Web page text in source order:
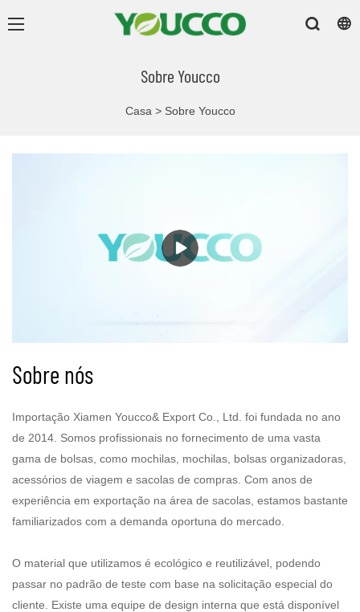
Sobre Youcco
Casa > Sobre Youcco
Sobre nós
Importação Xiamen Youcco& Export Co., Ltd. foi fundada no ano
de 2014. Somos profissionais no fornecimento de uma vasta
gama de bolsas, como mochilas, mochilas, bolsas organizadoras,
acessórios de viagem e sacolas de compras. Com anos de
experiência em exportação na área de sacolas, estamos bastante
familiarizados com a demanda oportuna do mercado.
O material que utilizamos é ecológico e reutilizável, podendo
passar no padrão de teste com base na solicitação especial do
cliente. Existe uma equipe de design interna que está disponível